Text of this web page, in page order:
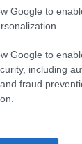
Google to
Google to
including
fraud
τελευταίο